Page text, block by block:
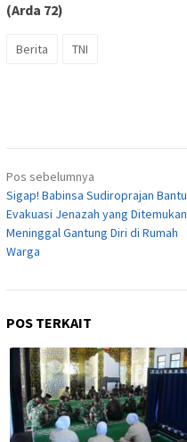
(Arda 72)
Berita TNI
Navigasi
pos
Pos sebelumnya
Sigap! Babinsa Sudiroprajan Bantu
Evakuasi Jenazah yang Ditemukan
Meninggal Gantung Diri di Rumah
Warga
POS TERKAIT